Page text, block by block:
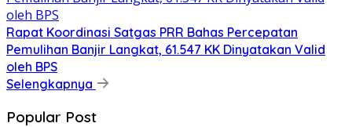
Rapat Koordinasi Satgas PRR Bahas Percepatan
Pemulihan Banjir Langkat, 61.547 KK Dinyatakan Valid
oleh BPS
Selengkapnya
Popular Post